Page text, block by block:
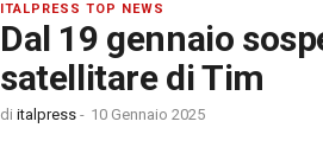
ITALPRESS TOP NEWS
Dal 19 gennaio
satellitare di Tim
di italpress - 10 Gennaio 2025